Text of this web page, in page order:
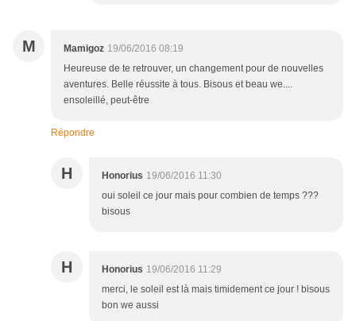
M Mamigoz 19/06/2016 08:19
Heureuse de te retrouver, un changement pour de nouvelles
aventures. Belle réussite à tous. Bisous et beau we....
ensoleillé, peut-être
Répondre
H Honorius 19/06/2016 11:30
oui soleil ce jour mais pour combien de temps ???
bisous
H Honorius 19/06/2016 11:29
merci, le soleil est là mais timidement ce jour ! bisous
bon we aussi